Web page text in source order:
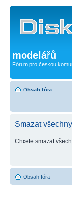
modelářů
Fórum pro českou
Obsah fóra
Smazat
Chcete smazat
Obsah fóra